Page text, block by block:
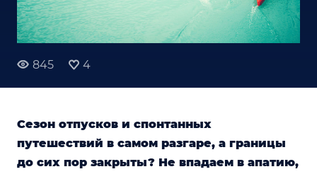
845 4
Сезон отпусков и спонтанных
путешествий в самом разгаре, а границы
до сих пор закрыты? Не впадаем в апатию,